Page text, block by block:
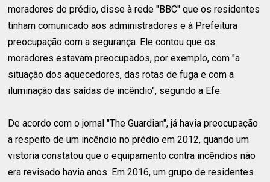
moradores do prédio, disse à rede "BBC" que os residentes
tinham comunicado aos administradores e à Prefeitura
preocupação com a segurança. Ele contou que os
moradores estavam preocupados, por exemplo, com "a
situação dos aquecedores, das rotas de fuga e com a
iluminação das saídas de incêndio", segundo a Efe.
De acordo com o jornal "The Guardian", já havia preocupação
a respeito de um incêndio no prédio em 2012, quando um
vistoria constatou que o equipamento contra incêndios não
era revisado havia anos. Em 2016, um grupo de residentes